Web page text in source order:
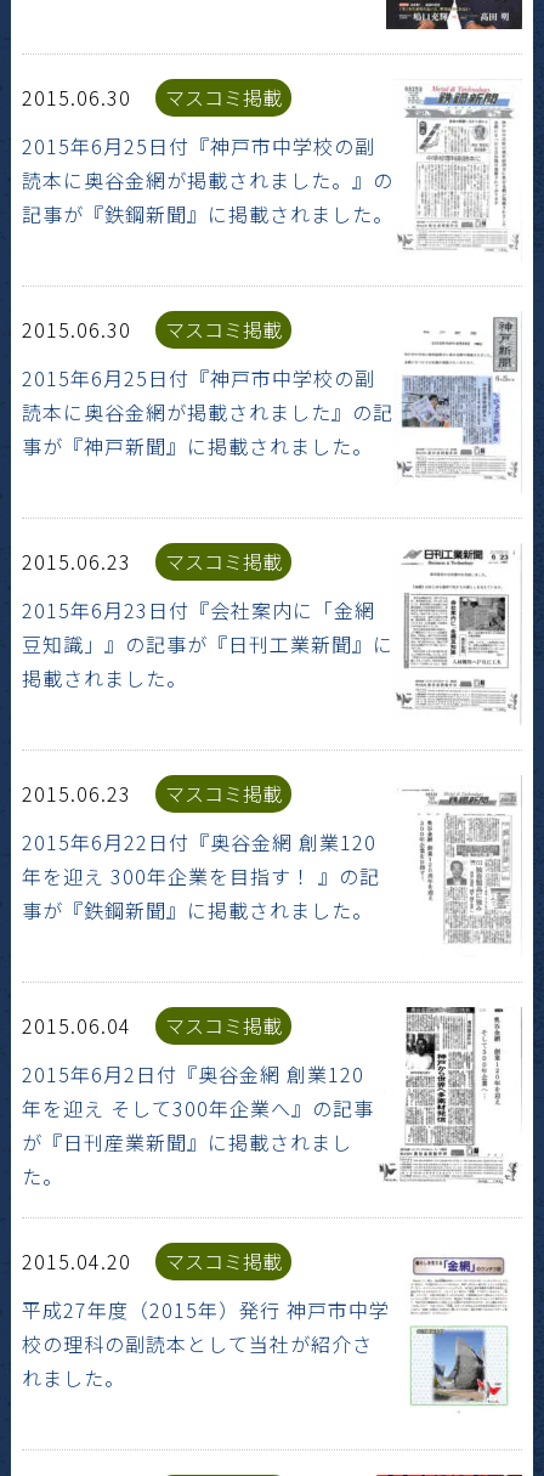
2015.06.30
マスコミ掲載
2015年6月25日付『神戸市中学校の副
読本に奥谷金網が掲載されました。』の
記事が『鉄鋼新聞』に掲載されました。
2015.06.30
マスコミ掲載
2015年6月25日付『神戸市中学校の副
読本に奥谷金網が掲載されました』の記
事が『神戸新聞』に掲載されました。
2015.06.23
マスコミ掲載
2015年6月23日付『会社案内に「金網
豆知識」』の記事が『日刊工業新聞』に
掲載されました。
2015.06.23
マスコミ掲載
2015年6月22日付『奥谷金網 創業120
年を迎え 300年企業を目指す！ 』の記
事が『鉄鋼新聞』に掲載されました。
2015.06.04
マスコミ掲載
2015年6月2日付『奥谷金網 創業120
年を迎え そして300年企業へ』の記事
が『日刊産業新聞』に掲載されまし
た。
2015.04.20
マスコミ掲載
平成27年度（2015年）発行 神戸市中学
校の理科の副読本として当社が紹介さ
れました。